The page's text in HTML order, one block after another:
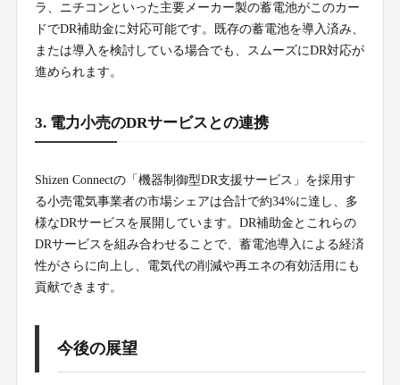
ラ、ニチコンといった主要メーカー製の蓄電池がこのカー
ドでDR補助金に対応可能です。既存の蓄電池を導入済み、
または導入を検討している場合でも、スムーズにDR対応が
進められます。
3. 電力小売のDRサービスとの連携
Shizen Connectの「機器制御型DR支援サービス」を採用す
る小売電気事業者の市場シェアは合計で約34%に達し、多
様なDRサービスを展開しています。DR補助金とこれらの
DRサービスを組み合わせることで、蓄電池導入による経済
性がさらに向上し、電気代の削減や再エネの有効活用にも
貢献できます。
今後の展望